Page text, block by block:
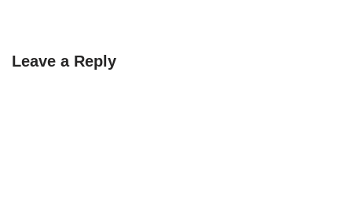
Leave a Reply